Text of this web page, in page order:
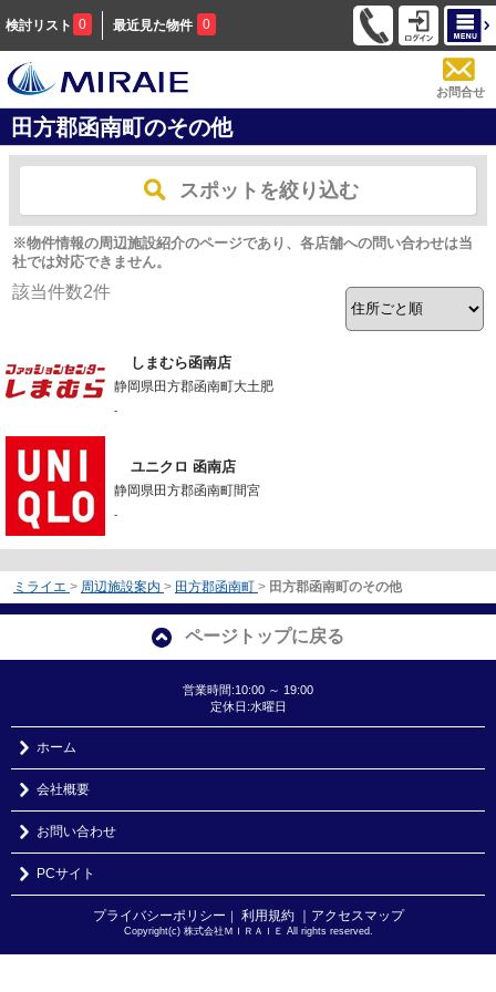
検討リスト 0 最近見た物件 0
お問合せ
田方郡函南町のその他
スポットを絞り込む
※物件情報の周辺施設紹介のページであり、各店舗への問い合わせは当
社では対応できません。
該当件数2件
しまむら函南店
静岡県田方郡函南町大土肥
-
ユニクロ 函南店
静岡県田方郡函南町間宮
-
ミライエ > 周辺施設案内 > 田方郡函南町 > 田方郡函南町のその他
ページトップに戻る
営業時間:10:00 ～ 19:00
定休日:水曜日
ホーム
会社概要
お問い合わせ
PCサイト
プライバシーポリシー ｜ 利用規約 ｜アクセスマップ
Copyright(c) 株式会社ＭＩＲＡＩＥ All rights reserved.